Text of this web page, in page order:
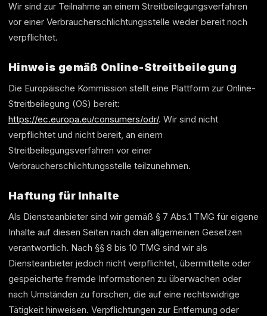
Wir sind zur Teilnahme an einem Streitbeilegungsverfahren
vor einer Verbraucherschlichtungsstelle weder bereit noch
verpflichtet.
Hinweis gemäß Online-Streitbeilegung
Die Europäische Kommission stellt eine Plattform zur Online-
Streitbeilegung (OS) bereit:
https://ec.europa.eu/consumers/odr/. Wir sind nicht
verpflichtet und nicht bereit, an einem
Streitbeilegungsverfahren vor einer
Verbraucherschlichtungsstelle teilzunehmen.
Haftung für Inhalte
Als Diensteanbieter sind wir gemäß § 7 Abs.1 TMG für eigene
Inhalte auf diesen Seiten nach den allgemeinen Gesetzen
verantwortlich. Nach §§ 8 bis 10 TMG sind wir als
Diensteanbieter jedoch nicht verpflichtet, übermittelte oder
gespeicherte fremde Informationen zu überwachen oder
nach Umständen zu forschen, die auf eine rechtswidrige
Tätigkeit hinweisen. Verpflichtungen zur Entfernung oder